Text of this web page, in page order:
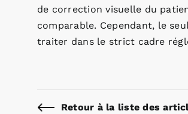
de correction visuelle du
comparable. Cependant, le
traiter dans le strict cadre
Retour à la liste des